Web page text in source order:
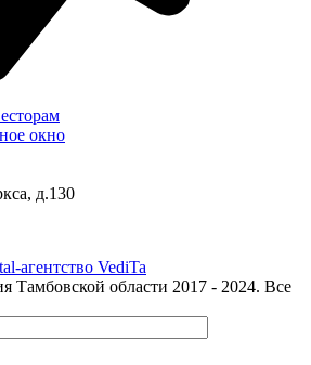
окно
д.130
агентство VediTa
Тамбовской области 2017 - 2024. Все